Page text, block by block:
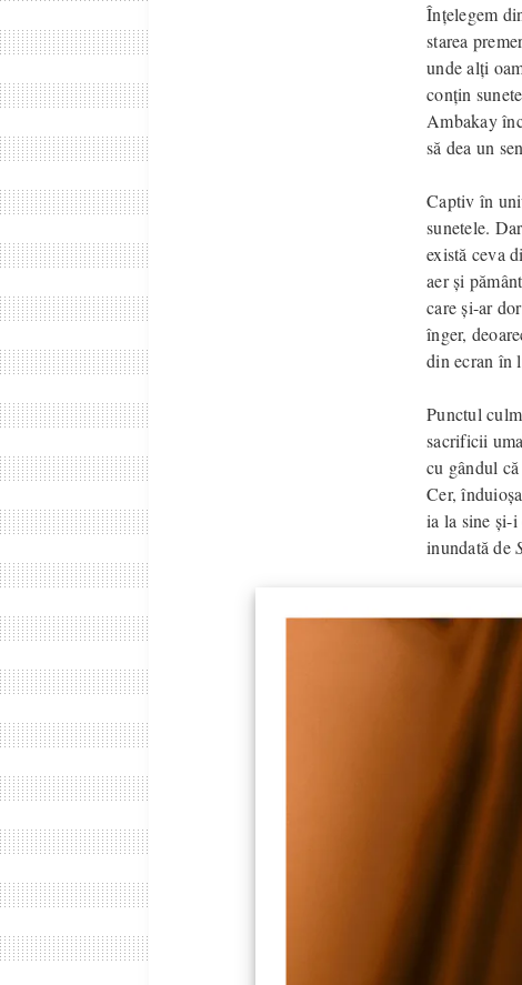
Înțelegem
starea
unde alți
conțin
Ambakay
să dea un
Captiv în
sunetele.
există ceva
aer și
care și-ar
înger,
din ecran în
Punctul
sacrificii
cu gândul
Cer,
ia la sine și-i
inundată de